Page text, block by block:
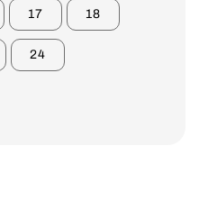
17 18
24